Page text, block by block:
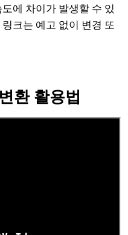
에 차이가 발생할 수 있
크는 예고 없이 변경 또
환 활용법